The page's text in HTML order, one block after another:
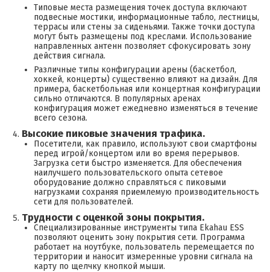
Типовые места размещения точек доступа включают
подвесные мостики, информационные табло, лестницы,
террасы или стены за сиденьями. Также точки доступа
могут быть размещены под креслами. Использование
направленных антенн позволяет сфокусировать зону
действия сигнала.
Различные типы конфигурации арены (баскетбол,
хоккей, концерты) существенно влияют на дизайн. Для
примера, баскетбольная или концертная конфигурации
сильно отличаются. В популярных аренах
конфигурация может ежедневно изменяться в течение
всего сезона.
Высокие пиковые значения трафика.
Посетители, как правило, используют свои смартфоны
перед игрой/концертом или во время перерывов.
Загрузка сети быстро изменяется. Для обеспечения
наилучшего пользовательского опыта сетевое
оборудование должно справляться с пиковыми
нагрузками сохраняя приемлемую производительность
сети для пользователей.
Трудности с оценкой зоны покрытия.
Специализированные инструменты типа Ekahau ESS
позволяют оценить зону покрытия сети. Программа
работает на ноутбуке, пользователь перемещается по
территории и наносит измеренные уровни сигнала на
карту по щелчку кнопкой мыши.